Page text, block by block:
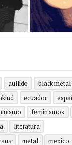
aullido black metal
ecuador
feminismos
literatura
metal mexico